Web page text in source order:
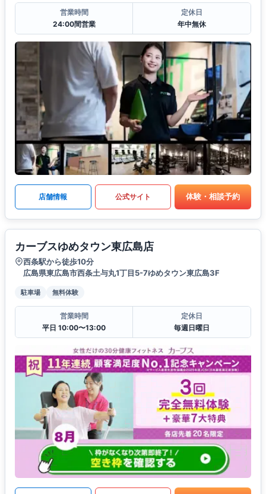
営業時間
24:00間営業
定休日
年中無休
店舗情報 公式サイト 体験・相談予約
カーブスゆめタウン東広島店
西条駅から徒歩10分
広島県東広島市西条土与丸1丁目5-7ゆめタウン東広島3F
駐車場 無料体験
営業時間
平日 10:00〜13:00
定休日
毎週日曜日